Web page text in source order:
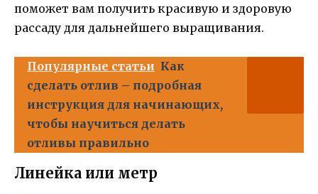
поможет вам получить красивую и здоровую
рассаду для дальнейшего выращивания.
Популярные статьи Как
сделать отлив – подробная
инструкция для начинающих,
чтобы научиться делать
отливы правильно
Линейка или метр